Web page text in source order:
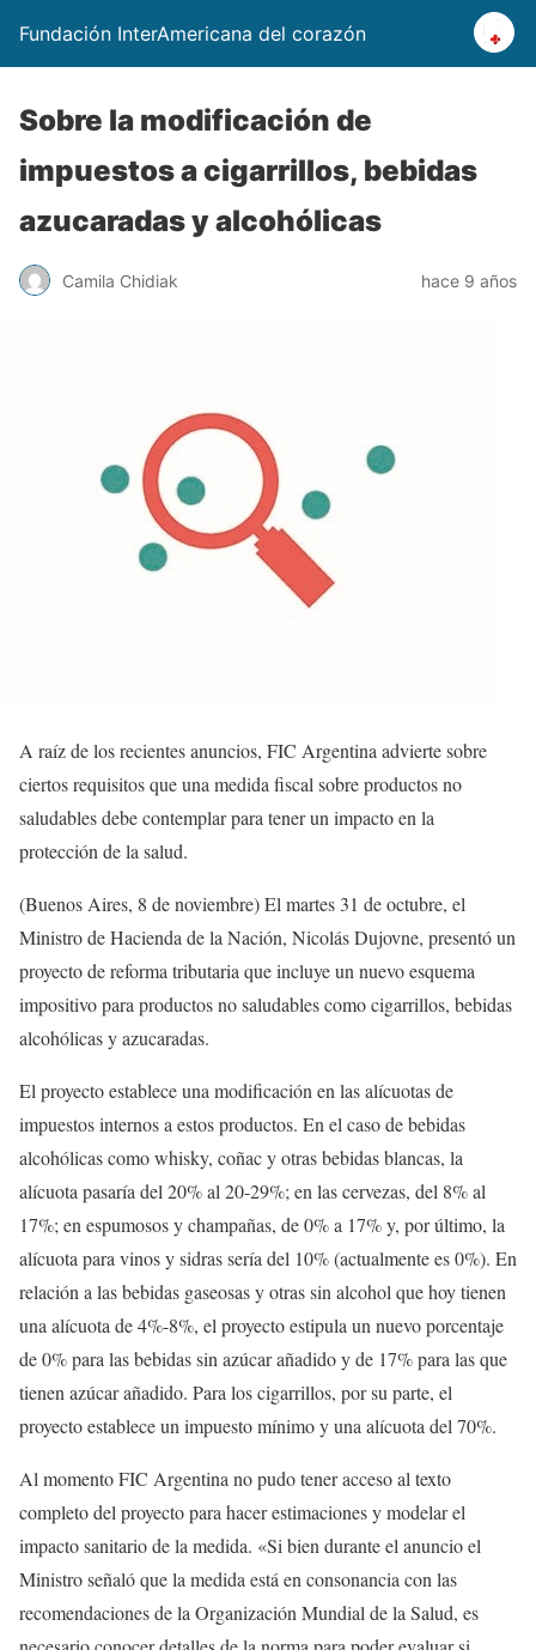
Fundación InterAmericana del corazón
Sobre la modificación de
impuestos a cigarrillos, bebidas
azucaradas y alcohólicas
Camila Chidiak hace 9 años
A raíz de los recientes anuncios, FIC Argentina advierte sobre
ciertos requisitos que una medida fiscal sobre productos no
saludables debe contemplar para tener un impacto en la
protección de la salud.
(Buenos Aires, 8 de noviembre) El martes 31 de octubre, el
Ministro de Hacienda de la Nación, Nicolás Dujovne, presentó un
proyecto de reforma tributaria que incluye un nuevo esquema
impositivo para productos no saludables como cigarrillos, bebidas
alcohólicas y azucaradas.
El proyecto establece una modificación en las alícuotas de
impuestos internos a estos productos. En el caso de bebidas
alcohólicas como whisky, coñac y otras bebidas blancas, la
alícuota pasaría del 20% al 20-29%; en las cervezas, del 8% al
17%; en espumosos y champañas, de 0% a 17% y, por último, la
alícuota para vinos y sidras sería del 10% (actualmente es 0%). En
relación a las bebidas gaseosas y otras sin alcohol que hoy tienen
una alícuota de 4%-8%, el proyecto estipula un nuevo porcentaje
de 0% para las bebidas sin azúcar añadido y de 17% para las que
tienen azúcar añadido. Para los cigarrillos, por su parte, el
proyecto establece un impuesto mínimo y una alícuota del 70%.
Al momento FIC Argentina no pudo tener acceso al texto
completo del proyecto para hacer estimaciones y modelar el
impacto sanitario de la medida. «Si bien durante el anuncio el
Ministro señaló que la medida está en consonancia con las
recomendaciones de la Organización Mundial de la Salud, es